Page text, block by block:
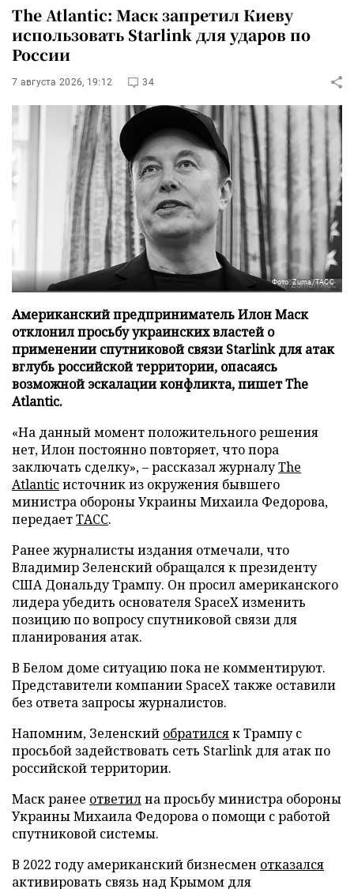
The Atlantic: Маск запретил Киеву
использовать Starlink для ударов по
России
7 августа 2026, 19:12 34
Фото: Zuma/ТАСС
Американский предприниматель Илон Маск
отклонил просьбу украинских властей о
применении спутниковой связи Starlink для атак
вглубь российской территории, опасаясь
возможной эскалации конфликта, пишет The
Atlantic.
«На данный момент положительного решения
нет, Илон постоянно повторяет, что пора
заключать сделку», – рассказал журналуThe
Atlanticисточник из окружения бывшего
министра обороны Украины Михаила Федорова,
передаетТАСС.
Ранее журналисты издания отмечали, что
Владимир Зеленский обращался к президенту
США Дональду Трампу. Он просил американского
лидера убедить основателя SpaceX изменить
позицию по вопросу спутниковой связи для
планирования атак.
В Белом доме ситуацию пока не комментируют.
Представители компании SpaceX также оставили
без ответа запросы журналистов.
Напомним, Зеленский обратилсяк Трампу с
просьбой задействовать сеть Starlink для атак по
российской территории.
Маск ранее ответилна просьбу министра обороны
Украины Михаила Федорова о помощи с работой
спутниковой системы.
В 2022 году американский бизнесмен отказался
активировать связь над Крымом для